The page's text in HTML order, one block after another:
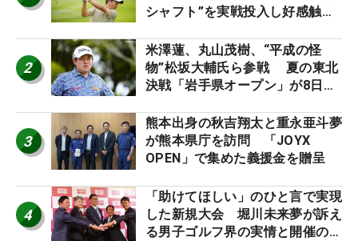
シャフト”を実戦投入し好感触
ーのヒトネタ！】
2
米澤蓮、丸山茂樹、“平成の怪
物”松坂大輔氏ら参戦 夏の東北
決戦「岩手県オープン」が8日開
3
熊本出身の秋吉翔太と重永亜斗夢
が熊本県庁を訪問 「JOYX
OPEN」で集めた義援金を贈呈
4
「助けてほしい」のひと言で実現
した新規大会 堀川未来夢が訴え
る男子ゴルフ界の実情と開催の舞